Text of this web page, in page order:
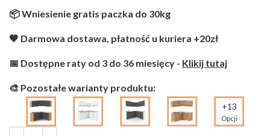
📦 Wniesienie gratis paczka do 30kg
🧡 Darmowa dostawa, płatność u kuriera +20zł
📅 Dostępne raty od 3 do 36 miesięcy - Klikij tutaj
🎨 Pozostałe warianty produktu:
+13
Opcji